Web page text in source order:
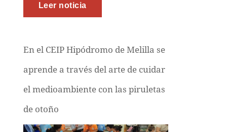
Leer noticia
En el CEIP Hipódromo de Melilla se
aprende a través del arte de cuidar
el medioambiente con las piruletas
de otoño